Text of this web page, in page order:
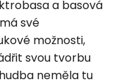
a basová
své
možnosti,
svou tvorbu
neměla tu